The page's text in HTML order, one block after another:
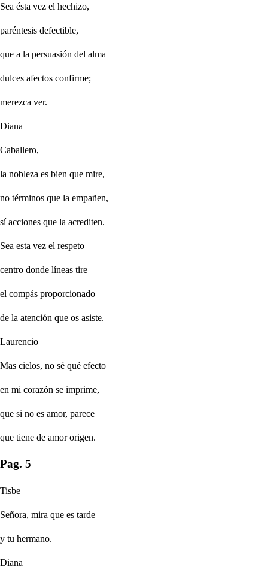
Sea ésta vez el hechizo,
paréntesis defectible,
que a la persuasión del alma
dulces afectos confirme;
merezca ver.
Diana
Caballero,
la nobleza es bien que mire,
no términos que la empañen,
sí acciones que la acrediten.
Sea esta vez el respeto
centro donde líneas tire
el compás proporcionado
de la atención que os asiste.
Laurencio
Mas cielos, no sé qué efecto
en mi corazón se imprime,
que si no es amor, parece
que tiene de amor origen.
Pag. 5
Tisbe
Señora, mira que es tarde
y tu hermano.
Diana